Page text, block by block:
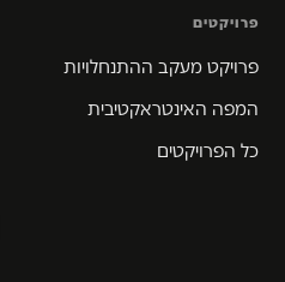
פרויקטים
פרויקט מעקב ההתנחלויות
המפה האינטראקטיבית
כל הפרויקטים